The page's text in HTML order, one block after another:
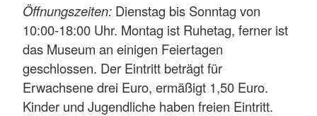
Öffnungszeiten: Dienstag bis Sonntag von
10:00-18:00 Uhr. Montag ist Ruhetag, ferner ist
das Museum an einigen Feiertagen
geschlossen. Der Eintritt beträgt für
Erwachsene drei Euro, ermäßigt 1,50 Euro.
Kinder und Jugendliche haben freien Eintritt.